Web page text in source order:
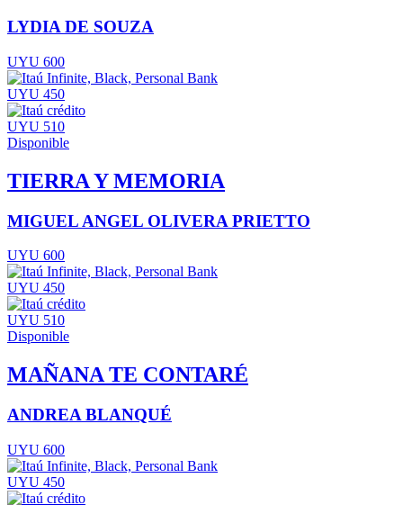
LYDIA DE SOUZA
UYU 600
UYU 450
UYU 510
Disponible
TIERRA Y MEMORIA
MIGUEL ANGEL OLIVERA PRIETTO
UYU 600
UYU 450
UYU 510
Disponible
MAÑANA TE CONTARÉ
ANDREA BLANQUÉ
UYU 600
UYU 450